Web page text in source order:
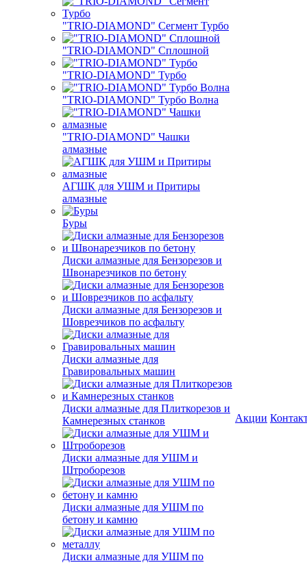
"TRIO-DIAMOND" Сегмент Турбо
"TRIO-DIAMOND" Сплошной
"TRIO-DIAMOND" Турбо
"TRIO-DIAMOND" Турбо Волна
"TRIO-DIAMOND" Чашки
алмазные
АГШК для УШМ и Притиры
алмазные
Буры
Диски алмазные для Бензорезов и
Швонарезчиков по бетону
Диски алмазные для Бензорезов и
Шоврезчиков по асфальту
Диски алмазные для
Гравировальных машин
Диски алмазные для Плиткорезов и
Камнерезных станков
Диски алмазные для УШМ и
Штроборезов
Диски алмазные для УШМ по
бетону и камню
Диски алмазные для УШМ по
Акции